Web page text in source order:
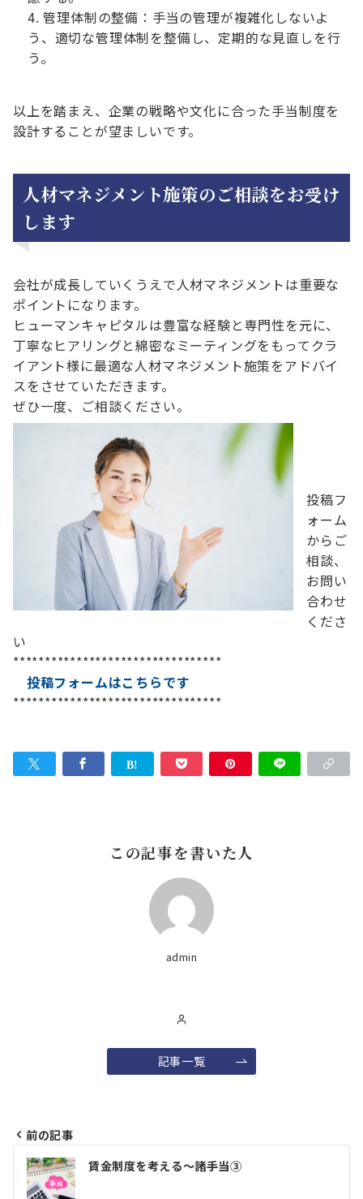
管理体制の整備：手当の管理が複雑化しないよ
う、適切な管理体制を整備し、定期的な見直しを行
う。
以上を踏まえ、企業の戦略や文化に合った手当制度を
設計することが望ましいです。
人材マネジメント施策のご相談をお受け
します
会社が成長していくうえで人材マネジメントは重要な
ポイントになります。
ヒューマンキャピタルは豊富な経験と専門性を元に、
丁寧なヒアリングと綿密なミーティングをもってクラ
イアント様に最適な人材マネジメント施策をアドバイ
スをさせていただきます。
ぜひ一度、ご相談ください。
投稿フ
ォーム
からご
相談、
お問い
合わせ
くださ
い
*********************************
投稿フォームはこちらです
*********************************
この記事を書いた人
admin
記事一覧
投
稿
前の記事
賃金制度を考える～諸手当③